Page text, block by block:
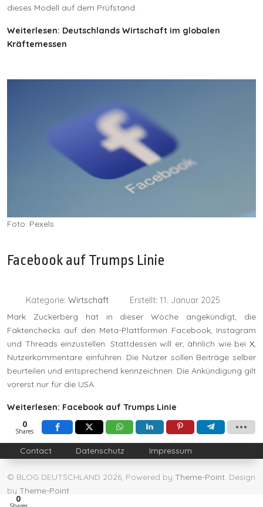
dieses Modell auf dem Prüfstand.
Weiterlesen: Deutschlands Wirtschaft im globalen
Kräftemessen
Foto: Pexels
Facebook auf Trumps Linie
Kategorie: Wirtschaft
Erstellt: 11. Januar 2025
Mark Zuckerberg hat in dieser Woche angekündigt, die
Faktenchecks auf den Meta-Plattformen Facebook, Instagram
und Threads einzustellen. Stattdessen will er, ähnlich wie bei X,
Nutzerkommentare einführen. Die Nutzer sollen Beiträge selber
beurteilen und entsprechend kennzeichnen. Die Ankündigung gilt
vorerst nur für die USA.
Weiterlesen: Facebook auf Trumps Linie
0
Shares
Contact Datenschutz Impressum
© BLOG DEUTSCHLAND 2026, Powered by Theme-Point . Design
by Theme-Point